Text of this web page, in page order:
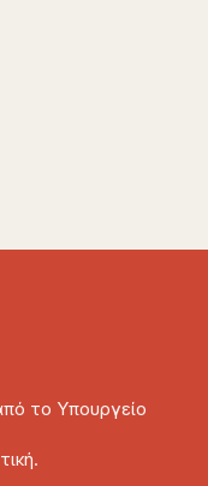
το Υπουργείο